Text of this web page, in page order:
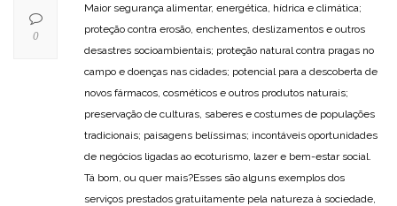
Maior segurança alimentar, energética, hídrica e climática;
proteção contra erosão, enchentes, deslizamentos e outros
desastres socioambientais; proteção natural contra pragas no
campo e doenças nas cidades; potencial para a descoberta de
novos fármacos, cosméticos e outros produtos naturais;
preservação de culturas, saberes e costumes de populações
tradicionais; paisagens belíssimas; incontáveis oportunidades
de negócios ligadas ao ecoturismo, lazer e bem-estar social.
Tá bom, ou quer mais?Esses são alguns exemplos dos
serviços prestados gratuitamente pela natureza à sociedade,
0